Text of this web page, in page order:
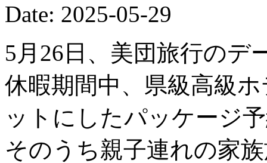
Date: 2025-05-29
5月26日、美団旅行のデ
休暇期間中、県級高級
ットにしたパッケージ
そのうち親子連れの家